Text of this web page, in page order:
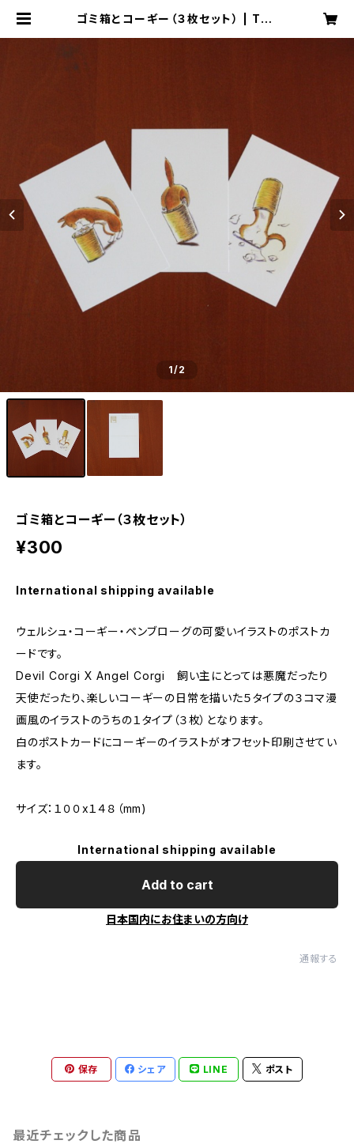
ゴミ箱とコーギー（３枚セット） | The
1/2
ゴミ箱とコーギー（３枚セット）
¥300
International shipping available
ウェルシュ・コーギー・ペンブローグの可愛いイラストのポストカ
ードです。
Devil Corgi X Angel Corgi 飼い主にとっては悪魔だったり
天使だったり、楽しいコーギーの日常を描いた５タイプの３コマ漫
画風のイラストのうちの１タイプ（３枚）となります。
白のポストカードにコーギーのイラストがオフセット印刷させてい
ます。
サイズ：１００x１４８（mm)
International shipping available
Add to cart
日本国内にお住まいの方向け
通報する
保存 シェア LINE ポスト
最近チェックした商品